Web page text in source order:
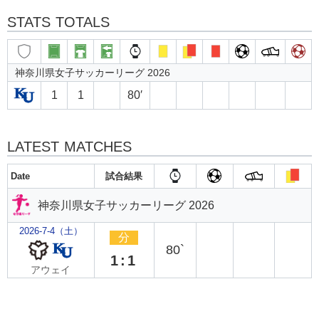
STATS TOTALS
神奈川県女子サッカーリーグ 2026
1 1 80′
LATEST MATCHES
Date 試合結果
神奈川県女子サッカーリーグ 2026
2026-7-4（土）
アウェイ
分
1:1
80`